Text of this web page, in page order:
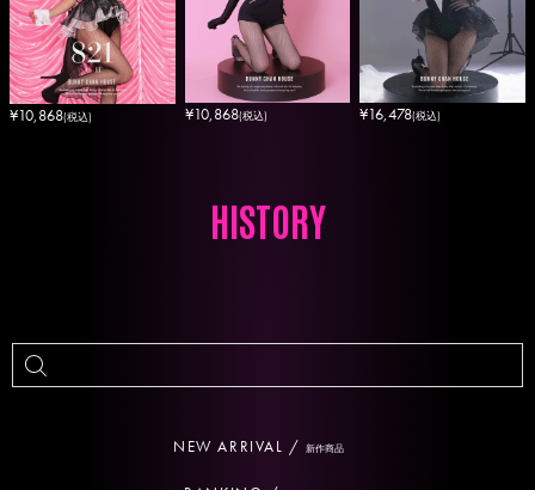
¥10,868(税込) ¥10,868(税込) ¥16,478(税込)
HISTORY
NEW ARRIVAL /新作商品